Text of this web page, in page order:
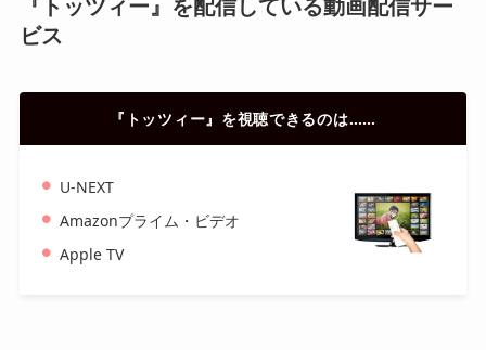
『トッツィー』を配信している動画配信サー
ビス
『トッツィー』を視聴できるのは……
U-NEXT
Amazonプライム・ビデオ
Apple TV